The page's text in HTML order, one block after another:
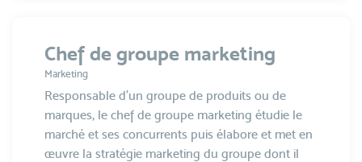
Chef de groupe marketing
Marketing
Responsable d'un groupe de produits ou de
marques, le chef de groupe marketing étudie le
marché et ses concurrents puis élabore et met en
œuvre la stratégie marketing du groupe dont il